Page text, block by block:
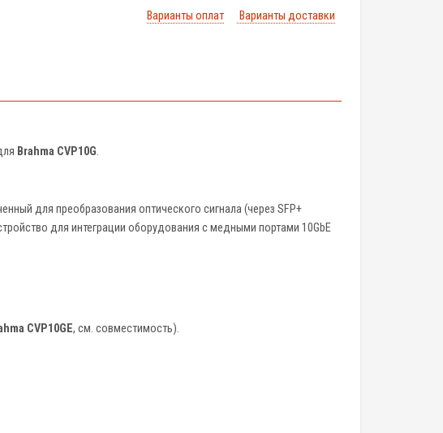
Варианты оплат Варианты доставки
Brahma CVP10G.
для преобразования оптического сигнала (через SFP+
для интеграции оборудования с медными портами 10GbE
CVP10GE, см. совместимость).